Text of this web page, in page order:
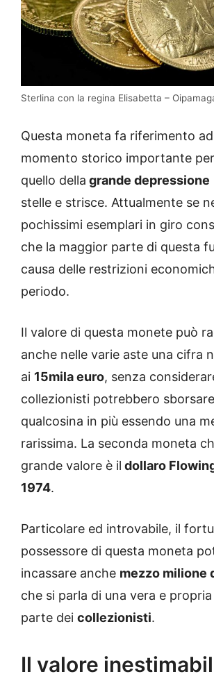
Sterlina con la regina Elisabetta –
Questa moneta fa riferimento
momento storico importante
quello della grande depressione
stelle e strisce. Attualmente se
pochissimi esemplari in giro
che la maggior parte di questa
causa delle restrizioni
periodo.
Il valore di questa monete può
anche nelle varie aste una cifra
ai 15mila euro, senza
collezionisti potrebbero
qualcosina in più essendo una
rarissima. La seconda moneta
grande valore è il dollaro
1974.
Particolare ed introvabile, il
possessore di questa moneta
incassare anche mezzo milione
che si parla di una vera e propria
parte dei collezionisti.
Il valore